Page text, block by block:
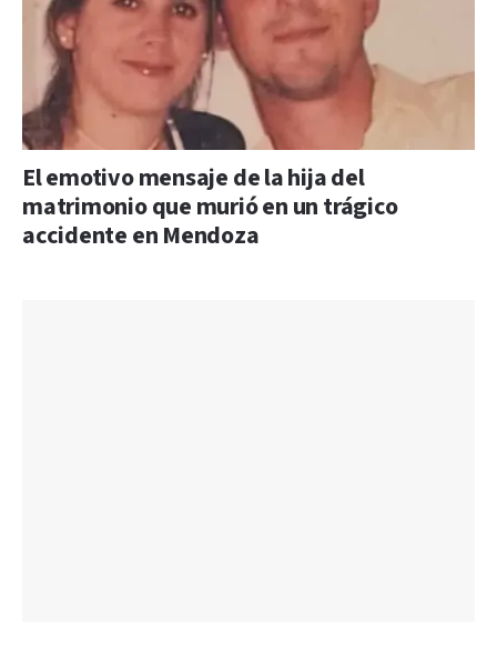
El emotivo mensaje de la hija del
matrimonio que murió en un trágico
accidente en Mendoza